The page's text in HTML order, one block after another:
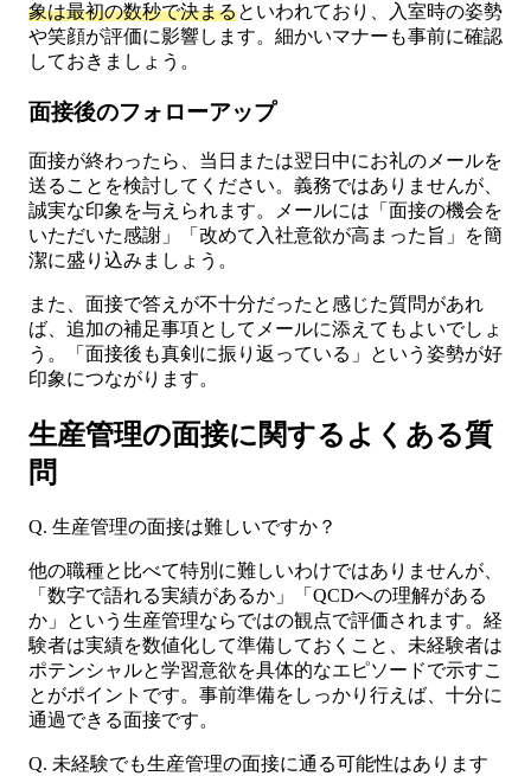
象は最初の数秒で決まるといわれており、入室時の姿勢
や笑顔が評価に影響します。細かいマナーも事前に確認
しておきましょう。
面接後のフォローアップ
面接が終わったら、当日または翌日中にお礼のメールを
送ることを検討してください。義務ではありませんが、
誠実な印象を与えられます。メールには「面接の機会を
いただいた感謝」「改めて入社意欲が高まった旨」を簡
潔に盛り込みましょう。
また、面接で答えが不十分だったと感じた質問があれ
ば、追加の補足事項としてメールに添えてもよいでしょ
う。「面接後も真剣に振り返っている」という姿勢が好
印象につながります。
生産管理の面接に関するよくある質
問
Q. 生産管理の面接は難しいですか？
他の職種と比べて特別に難しいわけではありませんが、
「数字で語れる実績があるか」「QCDへの理解がある
か」という生産管理ならではの観点で評価されます。経
験者は実績を数値化して準備しておくこと、未経験者は
ポテンシャルと学習意欲を具体的なエピソードで示すこ
とがポイントです。事前準備をしっかり行えば、十分に
通過できる面接です。
Q. 未経験でも生産管理の面接に通る可能性はあります